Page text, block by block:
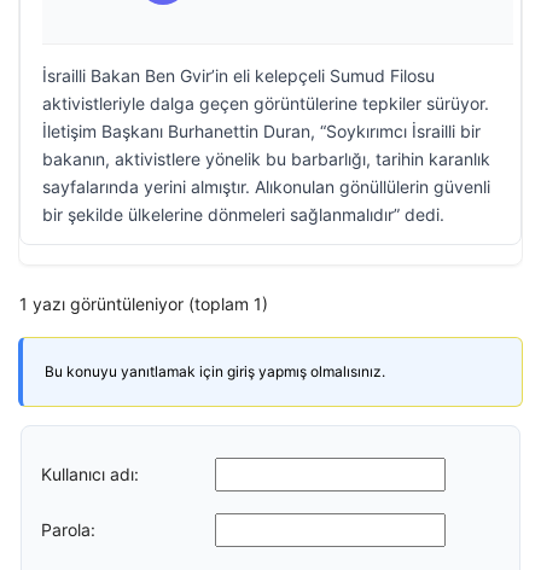
İsrailli Bakan Ben Gvir’in eli kelepçeli Sumud Filosu
aktivistleriyle dalga geçen görüntülerine tepkiler sürüyor.
İletişim Başkanı Burhanettin Duran, “Soykırımcı İsrailli bir
bakanın, aktivistlere yönelik bu barbarlığı, tarihin karanlık
sayfalarında yerini almıştır. Alıkonulan gönüllülerin güvenli
bir şekilde ülkelerine dönmeleri sağlanmalıdır” dedi.
1 yazı görüntüleniyor (toplam 1)
Bu konuyu yanıtlamak için giriş yapmış olmalısınız.
Kullanıcı adı:
Parola: